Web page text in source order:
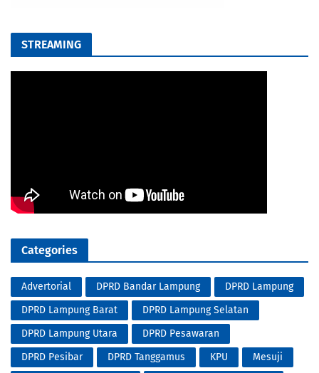
STREAMING
Categories
Advertorial DPRD Bandar Lampung
DPRD Lampung
DPRD Lampung Barat
DPRD Lampung Selatan
DPRD Lampung Utara
DPRD Pesawaran
DPRD Pesibar
DPRD Tanggamus KPU
Mesuji